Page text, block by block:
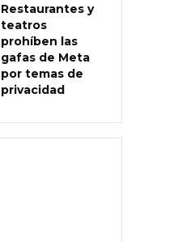
Restaurantes y
teatros
prohíben las
gafas de Meta
por temas de
privacidad